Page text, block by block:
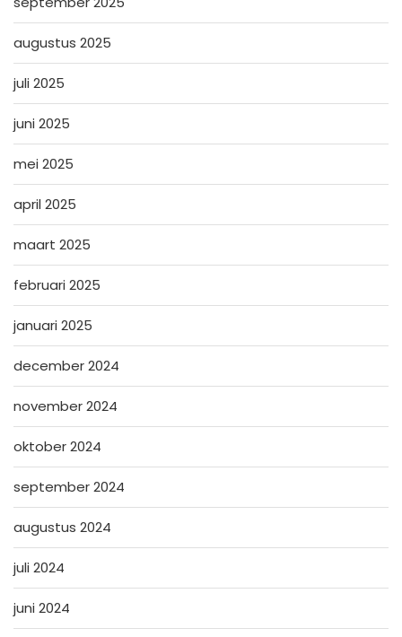
augustus 2025
juli 2025
juni 2025
mei 2025
april 2025
maart 2025
februari 2025
januari 2025
december 2024
november 2024
oktober 2024
september 2024
augustus 2024
juli 2024
juni 2024